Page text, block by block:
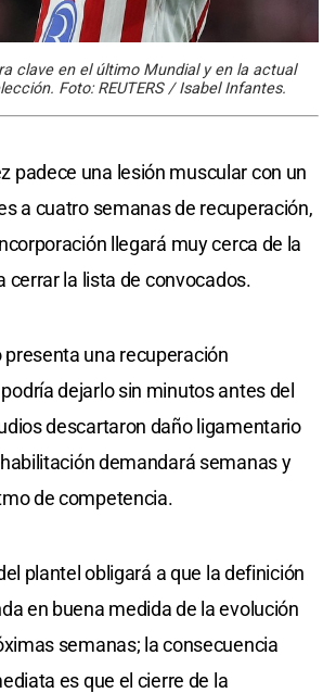
clave en el último Mundial y en la actual
Foto: REUTERS / Isabel Infantes.
padece una lesión muscular con un
a cuatro semanas de recuperación,
llegará muy cerca de la
cerrar la lista de convocados.
presenta una recuperación
dejarlo sin minutos antes del
descartaron daño ligamentario
demandará semanas y
de competencia.
plantel obligará a que la definición
en buena medida de la evolución
semanas; la consecuencia
es que el cierre de la